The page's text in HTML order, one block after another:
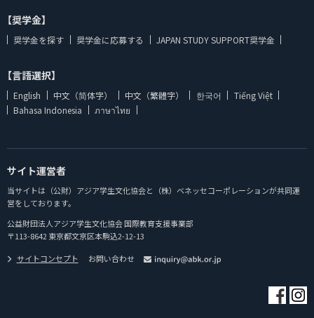
【奨学金】
奨学金を探す 奨学金に応募する JAPAN STUDY SUPPORT奨学金
【言語選択】
English 中文（简体字） 中文（繁體字） 한국어
Tiếng Việt
Bahasa Indonesia
ภาษาไทย
サイト運営者
当サイトは（公財）アジア学生文化協会と（株）ベネッセコーポレーションが共同運
営をしております。
公益財団法人アジア学生文化協会 国際教育支援事業部
〒113-8642 東京都文京区本駒込2-12-13
サイトコンセプト
お問い合わせ